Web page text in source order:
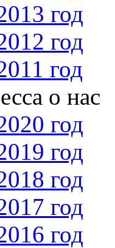
год
год
год
о нас
год
год
год
год
год